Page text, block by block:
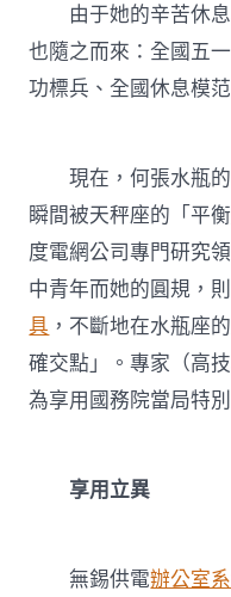
由于她的辛苦休息
也隨之而來：全國五
功標兵、全國休息模
現在，何張水瓶的
瞬間被天秤座的「平
度電網公司專門研究
中青年而她的圓規，
具 ，不斷地在水瓶座
確交點」。專家（高
為享用國務院當局特
享用立異
無錫供電辦公室